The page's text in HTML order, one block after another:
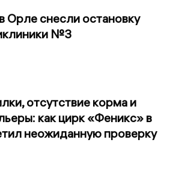
Орле снесли остановку
№3
отсутствие корма и
как цирк «Феникс» в
неожиданную проверку